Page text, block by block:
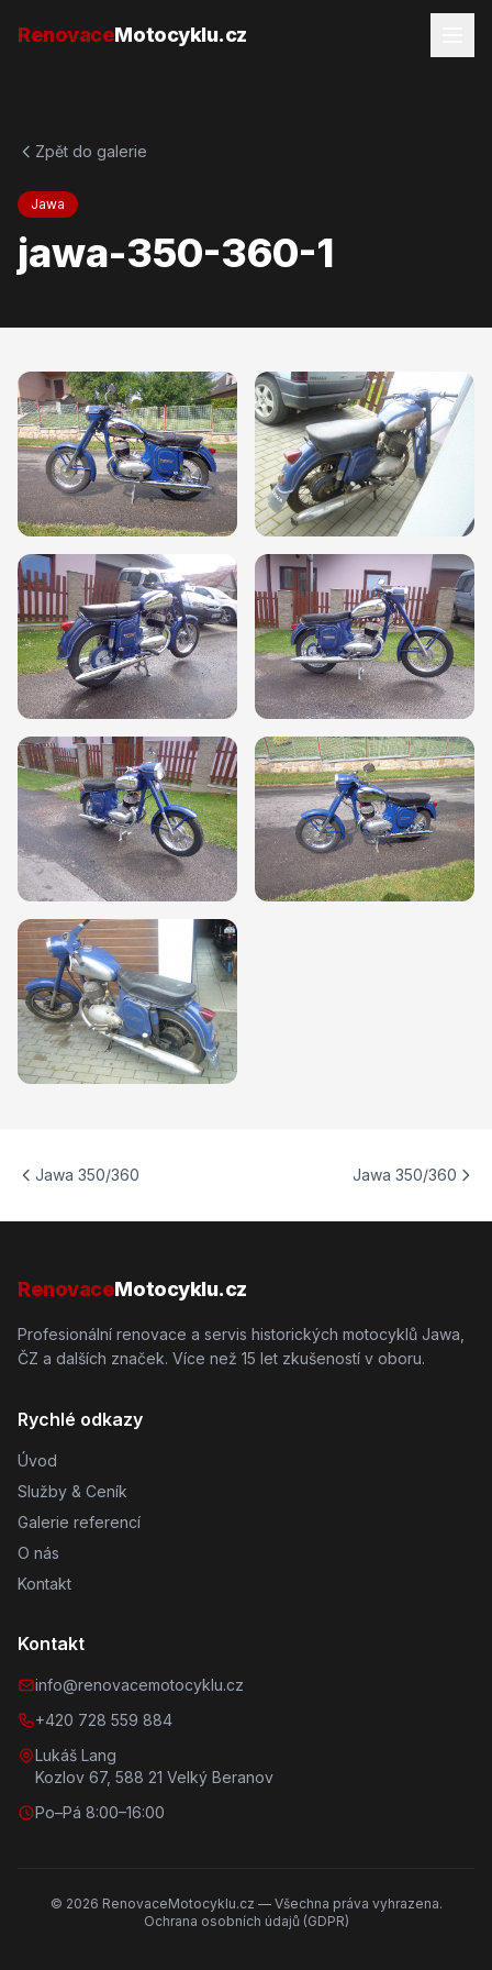
RenovaceMotocyklu.cz
Zpět do galerie
Jawa
jawa-350-360-1
Jawa 350/360 Jawa 350/360
RenovaceMotocyklu.cz
Profesionální renovace a servis historických motocyklů Jawa,
ČZ a dalších značek. Více než 15 let zkušeností v oboru.
Rychlé odkazy
Úvod
Služby & Ceník
Galerie referencí
O nás
Kontakt
Kontakt
info@renovacemotocyklu.cz
+420 728 559 884
Lukáš Lang
Kozlov 67, 588 21 Velký Beranov
Po–Pá 8:00–16:00
© 2026 RenovaceMotocyklu.cz — Všechna práva vyhrazena.
Ochrana osobních údajů (GDPR)